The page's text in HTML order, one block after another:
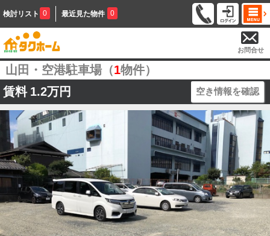
検討リスト 0 最近見た物件 0
お問合せ
山田・空港駐車場（1物件）
賃料 1.2万円 空き情報を確認